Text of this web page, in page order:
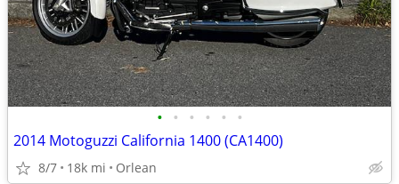
• • • • • •
2014 Motoguzzi California 1400 (CA1400)
8/7 18k mi Orlean